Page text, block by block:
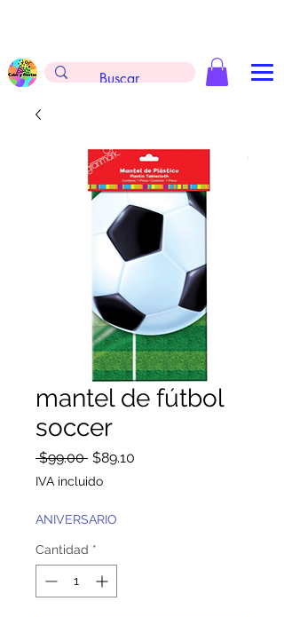
mantel de fútbol
soccer
$99.00 Precio
$89.10
IVA incluido
ANIVERSARIO
Cantidad *